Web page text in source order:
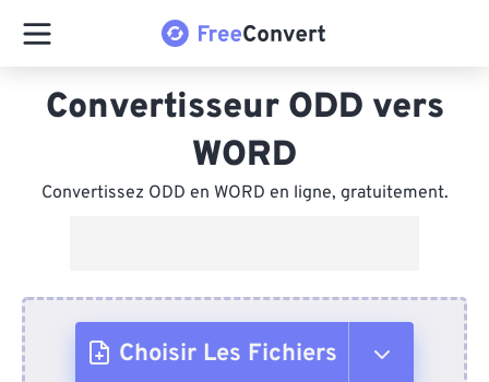
Convertisseur ODD vers
WORD
Convertissez ODD en WORD en ligne, gratuitement.
Choisir Les Fichiers